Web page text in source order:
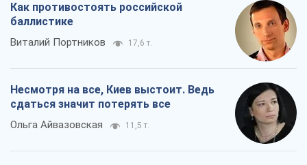
Как противостоять российской
баллистике
Виталий Портников 17,6 т.
Несмотря на все, Киев выстоит. Ведь
сдаться значит потерять все
Ольга Айвазовская 11,5 т.